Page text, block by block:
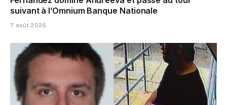
suivant à l’Omnium Banque Nationale
7 août 2026